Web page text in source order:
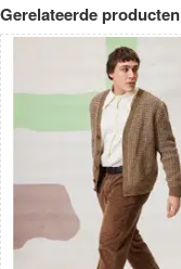
Gerelateerde producten